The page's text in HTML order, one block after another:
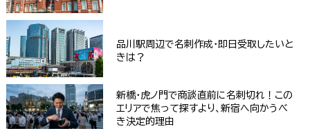
品川駅周辺で名刺作成・即日受取したいと
きは？
新橋・虎ノ門で商談直前に名刺切れ！この
エリアで焦って探すより、新宿へ向かうべ
き決定的理由